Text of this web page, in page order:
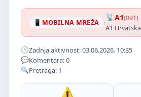
MOBILNA MREŽA · A1(091)
A1 Hrvatska
Zadnja aktivnost: 03.06.2026. 10:35
Komentara: 0
Pretraga: 1